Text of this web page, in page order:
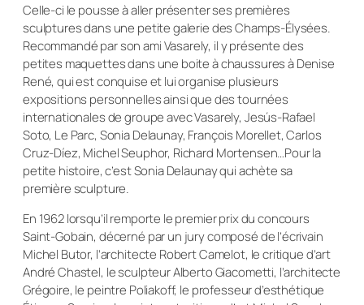
Celle-ci le pousse à aller présenter ses premières
sculptures dans une petite galerie des Champs-Élysées.
Recommandé par son ami Vasarely, il y présente des
petites maquettes dans une boite à chaussures à Denise
René, qui est conquise et lui organise plusieurs
expositions personnelles ainsi que des tournées
internationales de groupe avec Vasarely, Jesús-Rafael
Soto, Le Parc, Sonia Delaunay, François Morellet, Carlos
Cruz-Díez, Michel Seuphor, Richard Mortensen…Pour la
petite histoire, c’est Sonia Delaunay qui achète sa
première sculpture.
En 1962 lorsqu’il remporte le premier prix du concours
Saint-Gobain, décerné par un jury composé de l’écrivain
Michel Butor, l’architecte Robert Camelot, le critique d’art
André Chastel, le sculpteur Alberto Giacometti, l’architecte
Grégoire, le peintre Poliakoff, le professeur d’esthétique